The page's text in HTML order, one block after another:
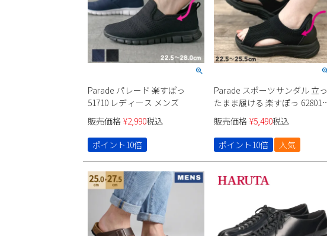
Parade パレード 楽すぽっ
51710 レディース メンズ
販売価格 ¥2,990税込
ポイント10倍
Parade スポーツサンダル 立っ
たまま履ける 楽すぽっ 62801
レディース
販売価格 ¥5,490税込
ポイント10倍
人気